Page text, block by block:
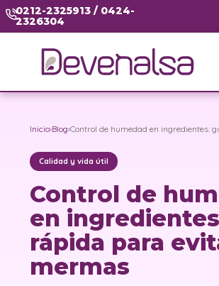
0212-2325913 / 0424-
2326304
Inicio›Blog›
Calidad y vida útil
Control de
en
rápida para
mermas